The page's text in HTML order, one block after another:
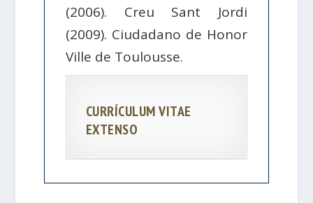
(2006). Creu Sant Jordi
(2009). Ciudadano de Honor
Ville de Toulousse.
CURRÍCULUM VITAE
EXTENSO